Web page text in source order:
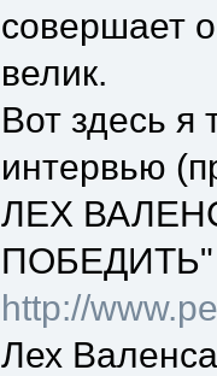
совершает
велик.
Вот здесь я
интервью
ЛЕХ
ПОБЕДИТЬ"
http://
Лех